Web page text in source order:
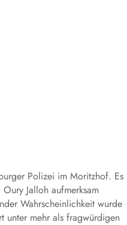
Polizei im Moritzhof. Es
Jalloh aufmerksam
Wahrscheinlichkeit wurde
unter mehr als fragwürdigen